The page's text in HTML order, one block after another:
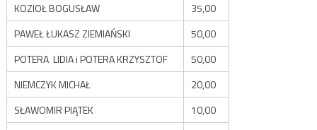
KOZIOŁ BOGUSŁAW
35,00
PAWEŁ ŁUKASZ ZIEMIAŃSKI
50,00
POTERA LIDIA i POTERA KRZYSZTOF
50,00
NIEMCZYK MICHAŁ
20,00
SŁAWOMIR PIĄTEK
10,00